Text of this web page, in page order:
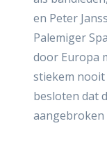
en Peter
Palemiger
door Europa
stiekem nooit
besloten dat
aangebroken